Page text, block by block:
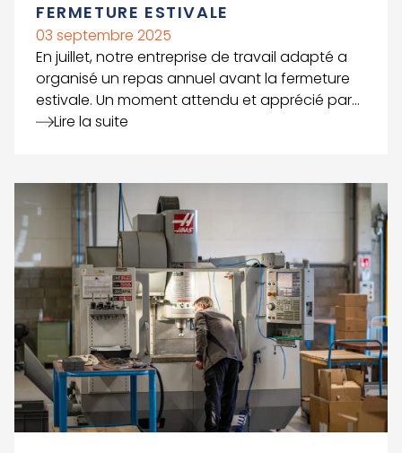
FERMETURE ESTIVALE
03 septembre 2025
En juillet, notre entreprise de travail adapté a
organisé un repas annuel avant la fermeture
estivale. Un moment attendu et apprécié par
toutes et tous, qui a permis de se retrouver
électricité, mécanique et conditionnement et
des sites extérieurs se sont réunis,
accompagnés des équipes administratives et
encadrantes. Cet événement a été
l’opportunité de partager un barbecue
gourmand, de renforcer les liens et de clôturer
la saison de travail sur une note positive.
Lire la suite
Voir le détail de l'article